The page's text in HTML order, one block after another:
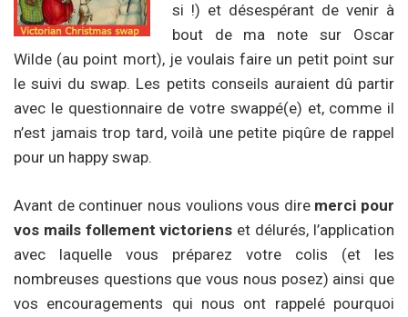
si !) et désespérant de venir à
bout de ma note sur Oscar
Wilde (au point mort), je voulais faire un petit point sur
le suivi du swap. Les petits conseils auraient dû partir
avec le questionnaire de votre swappé(e) et, comme il
n’est jamais trop tard, voilà une petite piqûre de rappel
pour un happy swap.
Avant de continuer nous voulions vous dire merci pour
vos mails follement victoriens et délurés, l’application
avec laquelle vous préparez votre colis (et les
nombreuses questions que vous nous posez) ainsi que
vos encouragements qui nous ont rappelé pourquoi